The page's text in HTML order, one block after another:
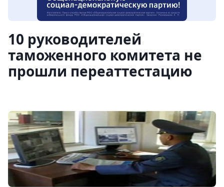
10 руководителей
таможенного комитета не
прошли переаттестацию